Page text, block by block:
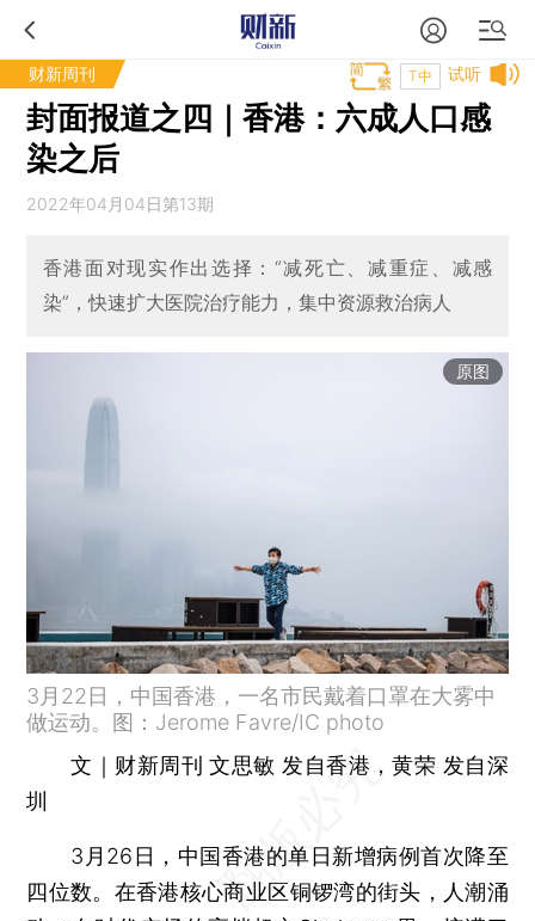
财新周刊 试听
T中
封面报道之四｜香港：六成人口感
染之后
2022年04月04日第13期
香港面对现实作出选择：“减死亡、减重症、减感
染”，快速扩大医院治疗能力，集中资源救治病人
原图
3月22日，中国香港，一名市民戴着口罩在大雾中
做运动。图：Jerome Favre/IC photo
文｜财新周刊 文思敏 发自香港，黄荣 发自深
圳
3月26日，中国香港的单日新增病例首次降至
四位数。在香港核心商业区铜锣湾的街头，人潮涌